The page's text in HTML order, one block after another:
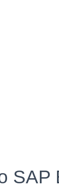
SAP